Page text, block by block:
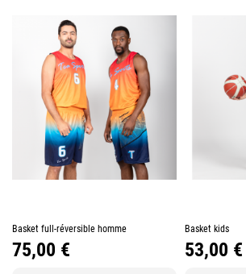
Basket full-réversible homme
Prix
75,00 €
Basket kids
Prix
53,00 €